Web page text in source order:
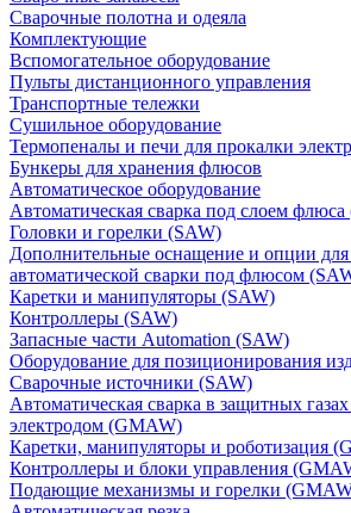
Сварочные полотна и одеяла
Комплектующие
Вспомогательное оборудование
Пульты дистанционного управления
Транспортные тележки
Сушильное оборудование
Термопеналы и печи для прокалки
Бункеры для хранения флюсов
Автоматическое оборудование
Автоматическая сварка под слоем
Головки и горелки (SAW)
Дополнительные оснащение и опции для
автоматической сварки под флюсом
Каретки и манипуляторы (SAW)
Контроллеры (SAW)
Запасные части Automation (SAW)
Оборудование для позиционирования
Сварочные источники (SAW)
Автоматическая сварка в защитных
электродом (GMAW)
Каретки, манипуляторы и роботизация
Контроллеры и блоки управления
Подающие механизмы и горелки